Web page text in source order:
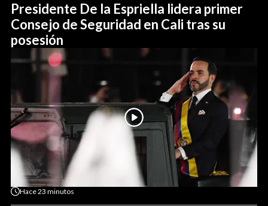
Presidente De la Espriella lidera primer
Consejo de Seguridad en Cali tras su
posesión
Hace23 minutos